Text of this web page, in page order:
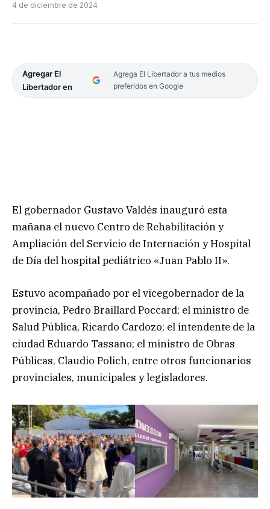
4 de diciembre de 2024
Agregar El
Libertador en
Agrega El Libertador a tus medios
preferidos en Google
El gobernador Gustavo Valdés inauguró esta
mañana el nuevo Centro de Rehabilitación y
Ampliación del Servicio de Internación y Hospital
de Día del hospital pediátrico «Juan Pablo II».
Estuvo acompañado por el vicegobernador de la
provincia, Pedro Braillard Poccard; el ministro de
Salud Pública, Ricardo Cardozo; el intendente de la
ciudad Eduardo Tassano; el ministro de Obras
Públicas, Claudio Polich, entre otros funcionarios
provinciales, municipales y legisladores.